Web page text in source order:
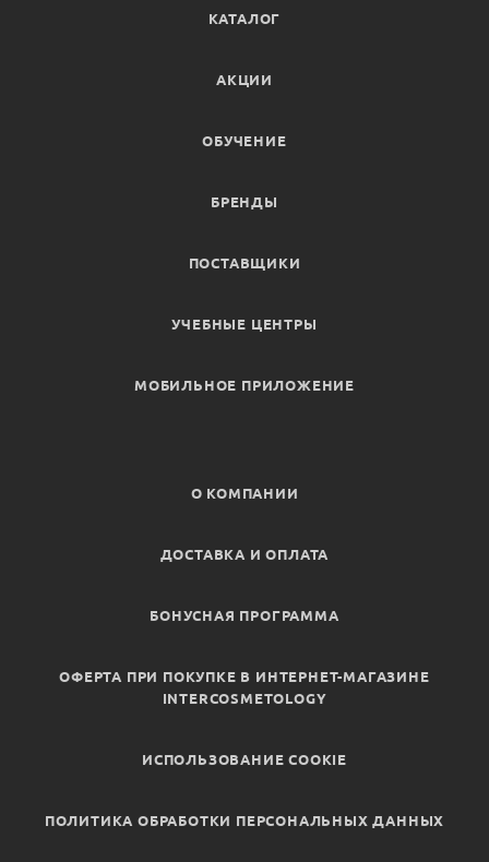
КАТАЛОГ
АКЦИИ
ОБУЧЕНИЕ
БРЕНДЫ
ПОСТАВЩИКИ
УЧЕБНЫЕ ЦЕНТРЫ
МОБИЛЬНОЕ ПРИЛОЖЕНИЕ
О КОМПАНИИ
ДОСТАВКА И ОПЛАТА
БОНУСНАЯ ПРОГРАММА
ОФЕРТА ПРИ ПОКУПКЕ В ИНТЕРНЕТ-МАГАЗИНЕ
INTERCOSMETOLOGY
ИСПОЛЬЗОВАНИЕ COOKIE
ПОЛИТИКА ОБРАБОТКИ ПЕРСОНАЛЬНЫХ ДАННЫХ